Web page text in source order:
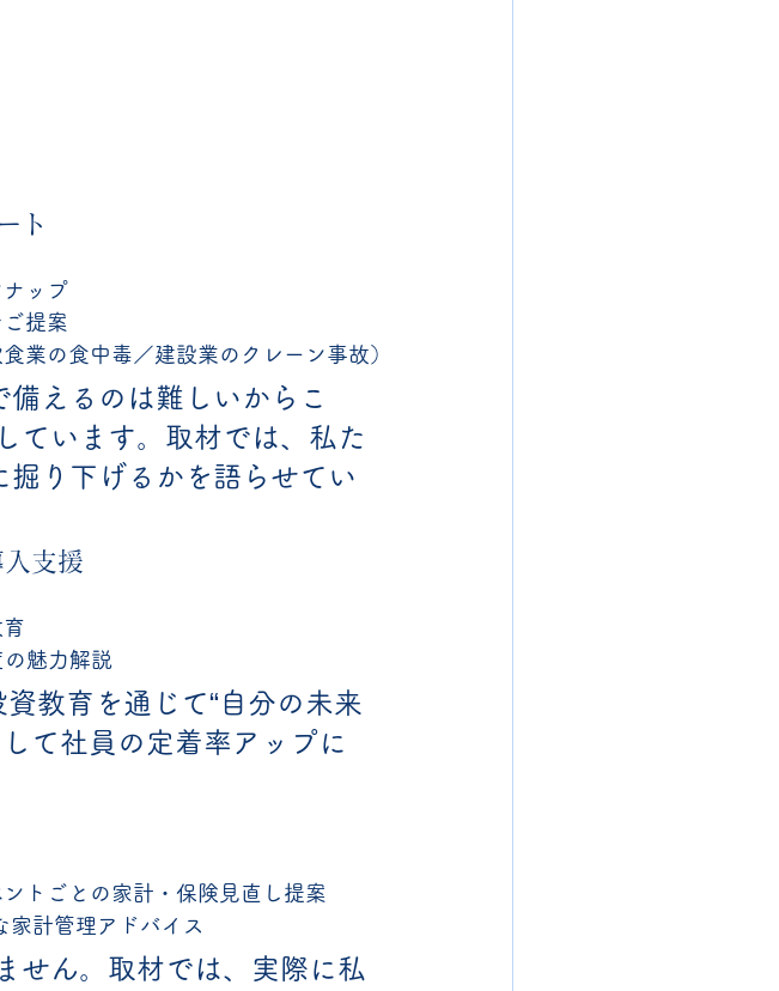
ト
ップ
提案
業の食中毒／建設業のクレーン事故）
備えるのは難しいからこ
ています。取材では、私た
掘り下げるかを語らせてい
支援
魅力解説
教育を通じて“自分の未来
て社員の定着率アップに
トごとの家計・保険見直し提案
家計管理アドバイス
せん。取材では、実際に私